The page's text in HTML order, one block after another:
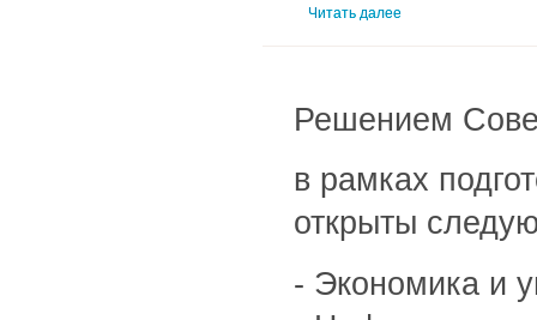
Читать далее
Решением
в рамках
открыты
- Экономика и